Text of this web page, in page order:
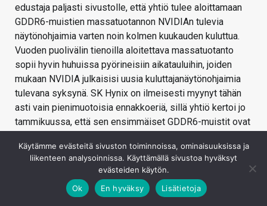
edustaja paljasti sivustolle, että yhtiö tulee aloittamaan
GDDR6-muistien massatuotannon NVIDIAn tulevia
näytönohjaimia varten noin kolmen kuukauden kuluttua.
Vuoden puolivälin tienoilla aloitettava massatuotanto
sopii hyvin huhuissa pyörineisiin aikatauluihin, joiden
mukaan NVIDIA julkaisisi uusia kuluttajanäytönohjaimia
tulevana syksynä. SK Hynix on ilmeisesti myynyt tähän
asti vain pienimuotoisia ennakkoeriä, sillä yhtiö kertoi jo
tammikuussa, että sen ensimmäiset GDDR6-muistit ovat
GamersNexus kertoo lisäksi, että GDDR6-muistien
valmistus tulee olemaan ainakin aluksi noin 20 %
kalliimpaa verrattuna GDDR5-muistien valmistukseen.
Tämä epäilemättä tulee näkymään selvästi myös
Käytämme evästeitä sivuston toiminnoissa, ominaisuuksissa ja
liikenteen analysoinnissa. Käyttämällä sivustoa hyväksyt
evästeiden käytön.
Ok
En hyväksy Lisätietoja